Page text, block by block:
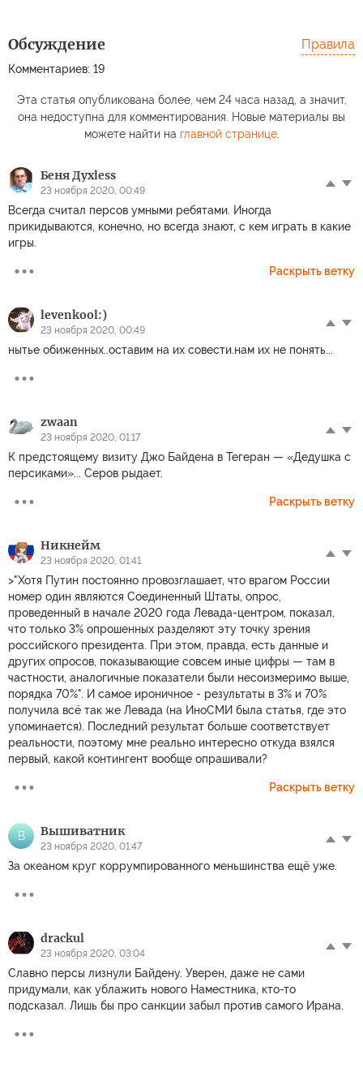
Обсуждение
Комментариев: 19
Правила
Эта статья опубликована более, чем 24 часа назад, а значит,
она недоступна для комментирования. Новые материалы вы
можете найти на главной странице.
Беня Духless
23 ноября 2020, 00:49
Всегда считал персов умными ребятами. Иногда
прикидываются, конечно, но всегда знают, с кем играть в какие
игры.
Раскрыть ветку
levenkool:)
23 ноября 2020, 00:49
нытье обиженных..оставим на их совести.нам их не понять...
zwaan
23 ноября 2020, 01:17
К предстоящему визиту Джо Байдена в Тегеран — «Дедушка с
персиками»... Серов рыдает.
Раскрыть ветку
Никнейм
23 ноября 2020, 01:41
>"Хотя Путин постоянно провозглашает, что врагом России
номер один являются Соединенный Штаты, опрос,
проведенный в начале 2020 года Левада-центром, показал,
что только 3% опрошенных разделяют эту точку зрения
российского президента. При этом, правда, есть данные и
других опросов, показывающие совсем иные цифры — там в
частности, аналогичные показатели были несоизмеримо выше,
порядка 70%". И самое ироничное - результаты в 3% и 70%
получила всё так же Левада (на ИноСМИ была статья, где это
упоминается). Последний результат больше соответствует
реальности, поэтому мне реально интересно откуда взялся
первый, какой контингент вообще опрашивали?
Раскрыть ветку
В Вышиватник
23 ноября 2020, 01:47
За океаном круг коррумпированного меньшинства ещё уже.
drackul
23 ноября 2020, 03:04
Славно персы лизнули Байдену. Уверен, даже не сами
придумали, как ублажить нового Наместника, кто-то
подсказал. Лишь бы про санкции забыл против самого Ирана.